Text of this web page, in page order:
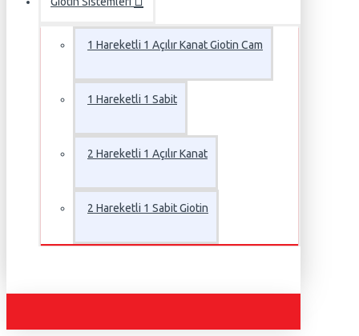
1 Hareketli 1 Açılır Kanat Giotin Cam
1 Hareketli 1 Sabit
2 Hareketli 1 Açılır Kanat
2 Hareketli 1 Sabit Giotin